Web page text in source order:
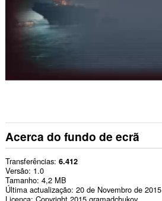
Acerca do fundo de ecrã
Transferências 6.412
Versão 1.0
Tamanho 4,2 MB
Última actualização 20 de Novembro de 2015